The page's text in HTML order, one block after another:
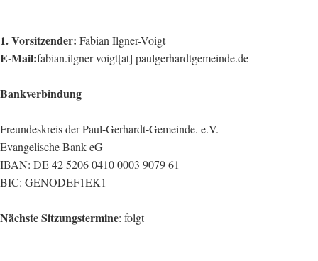
1. Vorsitzender: Fabian Ilgner-Voigt
E-Mail:fabian.ilgner-voigt[at] paulgerhardtgemeinde.de
Bankverbindung
Freundeskreis der Paul-Gerhardt-Gemeinde. e.V.
Evangelische Bank eG
IBAN: DE 42 5206 0410 0003 9079 61
BIC: GENODEF1EK1
Nächste Sitzungstermine: folgt